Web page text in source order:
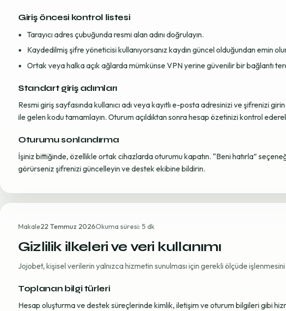
Giriş öncesi kontrol listesi
Tarayıcı adres çubuğunda resmi alan adını doğrulayın.
Kaydedilmiş şifre yöneticisi kullanıyorsanız kaydın güncel olduğundan emin
Ortak veya halka açık ağlarda mümkünse VPN yerine güvenilir bir bağlantı
Standart giriş adımları
Resmi giriş sayfasında kullanıcı adı veya kayıtlı e-posta adresinizi ve şifrenizi
ile gelen kodu tamamlayın. Oturum açıldıktan sonra hesap özetinizi kontrol
Oturumu sonlandırma
İşiniz bittiğinde, özellikle ortak cihazlarda oturumu kapatın. “Beni hatırla”
görürseniz şifrenizi güncelleyin ve destek ekibine bildirin.
Makale22 Temmuz 2026Okuma süresi: 5 dk
Gizlilik ilkeleri ve veri kullanımı
Jojobet, kişisel verilerin yalnızca hizmetin sunulması için gerekli ölçüde
Toplanan bilgi türleri
Hesap oluşturma ve destek süreçlerinde kimlik, iletişim ve oturum bilgileri gibi